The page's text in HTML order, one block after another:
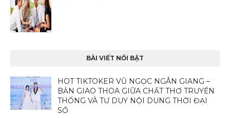
BÀI VIẾT NỔI BẬT
HOT TIKTOKER VŨ NGỌC NGÂN GIANG –
BẢN GIAO THOA GIỮA CHẤT THƠ TRUYỀN
THỐNG VÀ TƯ DUY NỘI DUNG THỜI ĐẠI
SỐ